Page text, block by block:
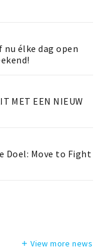
nu élke dag open
MET EEN NIEUW
Doel: Move to Fight
add View more news